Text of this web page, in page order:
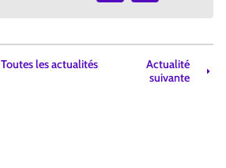
Toutes les actualités
Actualité
suivante